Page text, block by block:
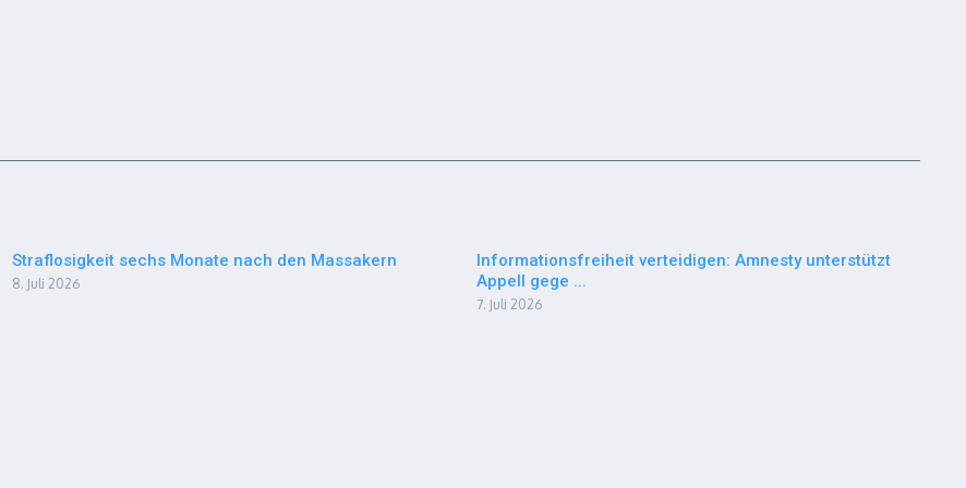
Straflosigkeit sechs Monate nach den Massakern
8. Juli 2026
Informationsfreiheit verteidigen: Amnesty unterstützt
Appell gege ...
7. Juli 2026